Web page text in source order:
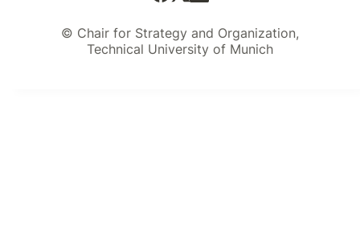
© Chair for Strategy and Organization,
Technical University of Munich